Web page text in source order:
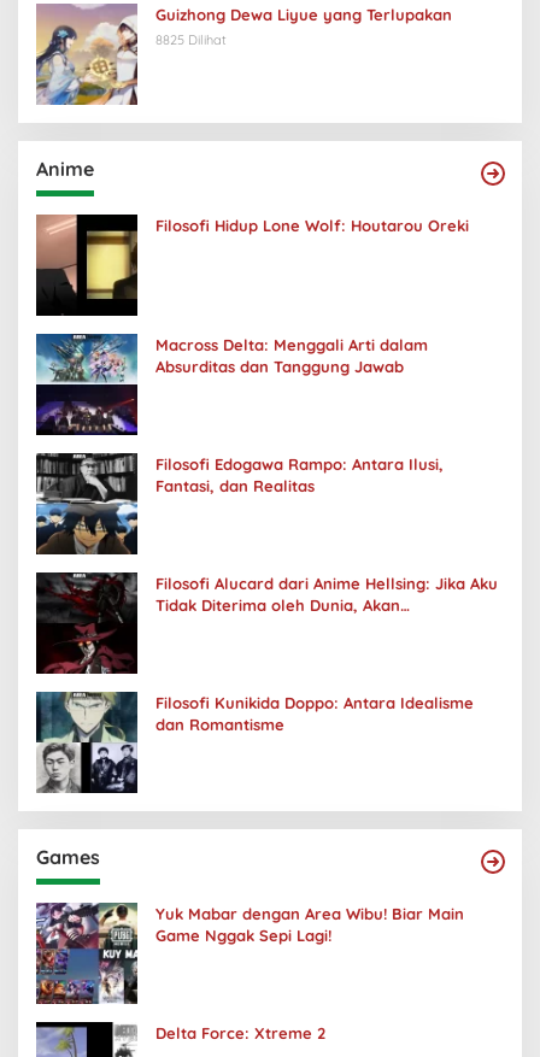
Guizhong Dewa Liyue yang Terlupakan
8825 Dilihat
Anime
Filosofi Hidup Lone Wolf: Houtarou Oreki
Macross Delta: Menggali Arti dalam
Absurditas dan Tanggung Jawab
Filosofi Edogawa Rampo: Antara Ilusi,
Fantasi, dan Realitas
Filosofi Alucard dari Anime Hellsing: Jika Aku
Tidak Diterima oleh Dunia, Akan
Filosofi Kunikida Doppo: Antara Idealisme
dan Romantisme
Games
Yuk Mabar dengan Area Wibu! Biar Main
Game Nggak Sepi Lagi!
Delta Force: Xtreme 2